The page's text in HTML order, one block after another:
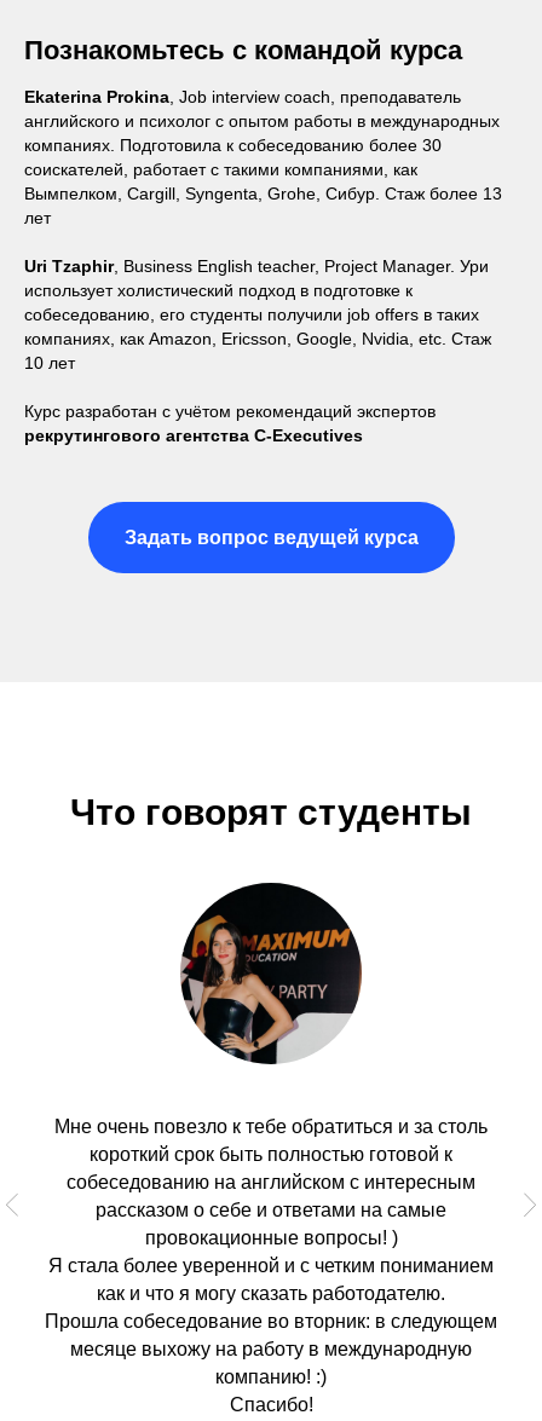
Познакомьтесь с командой курса
Ekaterina Prokina , Job interview coach, преподаватель
английского и психолог с опытом работы в международных
компаниях. Подготовила к собеседованию более 30
соискателей, работает с такими компаниями, как
Вымпелком, Cargill, Syngenta, Grohe, Сибур. Стаж более 13
лет
Uri Tzaphir, Business English teacher, Project Manager. Ури
использует холистический подход в подготовке к
собеседованию, его студенты получили job offers в таких
компаниях, как Amazon, Ericsson, Google, Nvidia, etc. Стаж
10 лет
Курс разработан с учётом рекомендаций экспертов
рекрутингового агентства C-Executives
Задать вопрос ведущей курса
Что говорят студенты
Мне очень повезло к тебе обратиться и за столь
короткий срок быть полностью готовой к
собеседованию на английском с интересным
рассказом о себе и ответами на самые
провокационные вопросы! )
Я стала более уверенной и с четким пониманием
как и что я могу сказать работодателю.
Прошла собеседование во вторник: в следующем
месяце выхожу на работу в международную
компанию! :)
Спасибо!